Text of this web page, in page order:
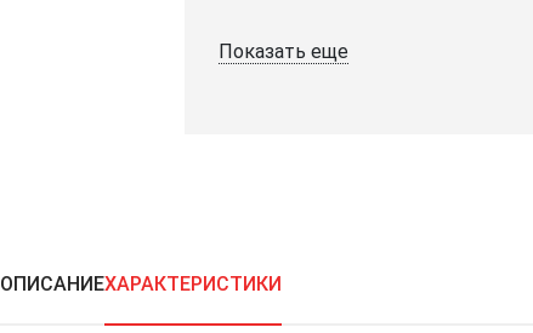
Показать еще
ОПИСАНИЕХАРАКТЕРИСТИКИ